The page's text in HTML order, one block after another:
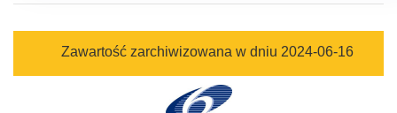
oknie)
Zawartość zarchiwizowana w dniu 2024-06-16